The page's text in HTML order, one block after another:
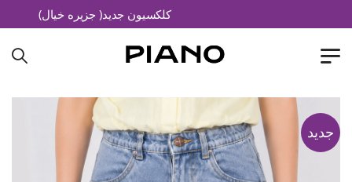
کلکسیون جدید( جزیره خیال)
جدید